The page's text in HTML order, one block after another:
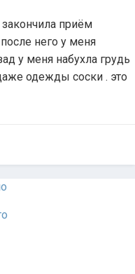
приём
него у меня
у меня набухла грудь
одежды соски . это